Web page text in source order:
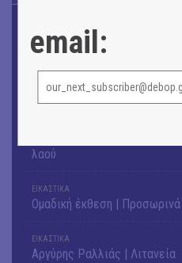
16o Samos Young Artists
OUTDΟORS
ANILIO PARK FESTIVAL 2026
«ΑΗ ΛΑΟΣ» | Ένα σκηνικό
λαού
ΕΙΚΑΣΤΙΚΑ
Ομαδική έκθεση |
ΕΙΚΑΣΤΙΚΑ
Αργύρης Ραλλιάς | Λιτανεία
email: